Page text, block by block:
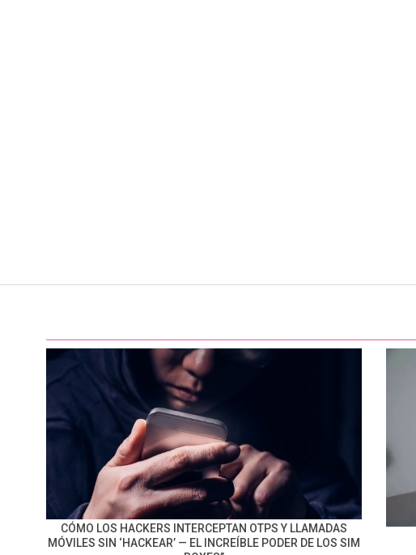
CÓMO LOS HACKERS INTERCEPTAN OTPS Y LLAMADAS
MÓVILES SIN ‘HACKEAR’ — EL INCREÍBLE PODER DE LOS SIM